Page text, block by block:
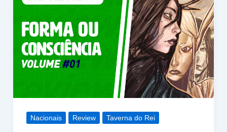
Nacionais Review Taverna do Rei